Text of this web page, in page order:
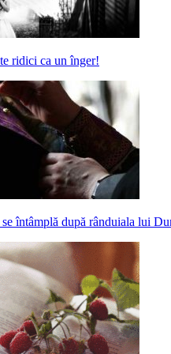
ridici ca un înger!
întâmplă după rânduiala lui